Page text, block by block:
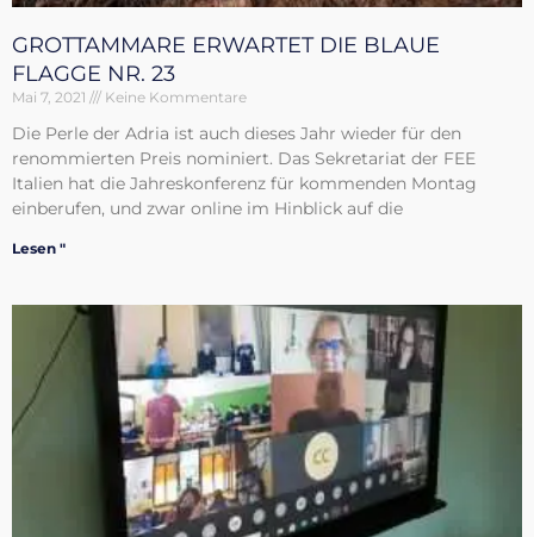
GROTTAMMARE ERWARTET DIE BLAUE
FLAGGE NR. 23
Mai 7, 2021 Keine Kommentare
Die Perle der Adria ist auch dieses Jahr wieder für den
renommierten Preis nominiert. Das Sekretariat der FEE
Italien hat die Jahreskonferenz für kommenden Montag
einberufen, und zwar online im Hinblick auf die
Lesen "